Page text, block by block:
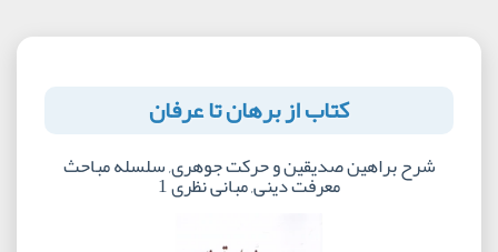
کتاب از برهان تا عرفان
شرح براهین صدیقین و حرکت جوهری, سلسله مباحث
معرفت دینی, مبانی نظری 1